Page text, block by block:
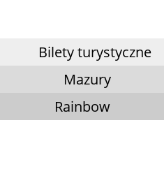
Bilety turystyczne
Mazury
Rainbow